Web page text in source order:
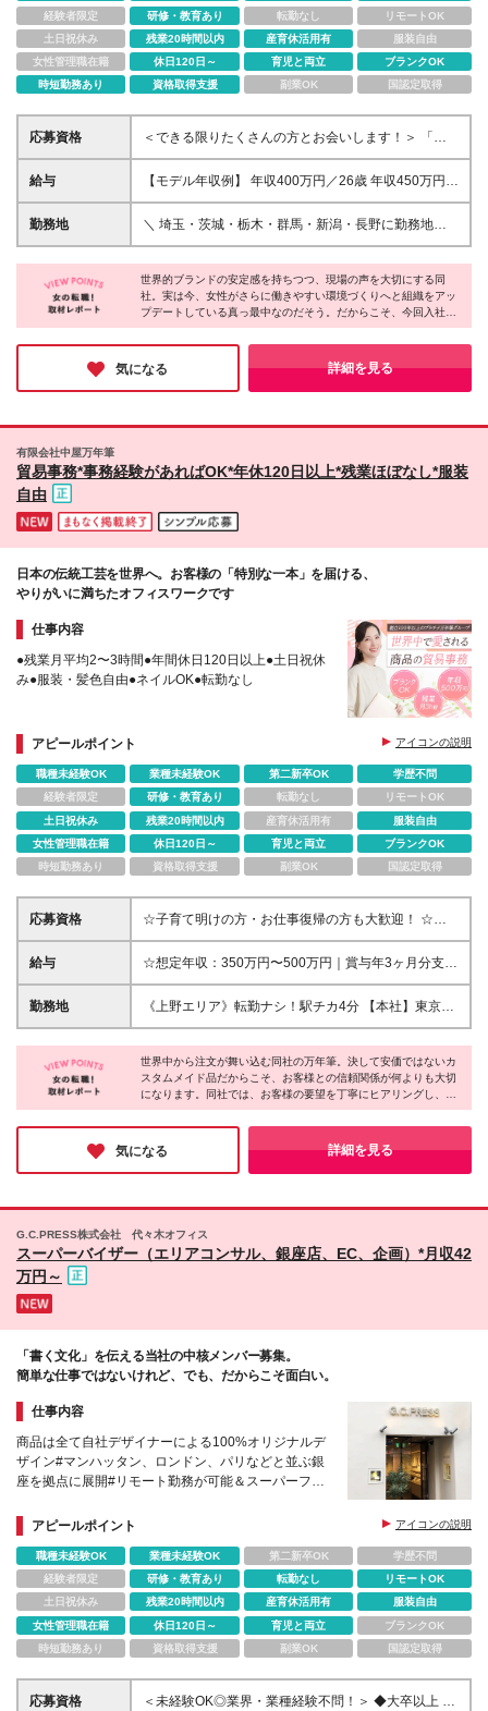
経験者限定
研修・教育あり 転勤なし
リモートOK
土日祝休み
残業20時間以内 産育休活用有
服装自由
女性管理職在籍
休日120日～ 育児と両立
ブランクOK
時短勤務あり
資格取得支援 副業OK 国認定取得
応募資格
＜できる限りたくさんの方とお会いします！＞ 「安
定した企業で働きたい」「営業デビューしたい」「コ
ミュニケーション力を活かしたい」 といった志望動
不問 ＼こんな方にピッタリです！／ ★接客や販売の
経験を活かして営業に挑戦したい方 ★ガツガツ売り
業で腰を据えて長く働きたい方
給与
【モデル年収例】 年収400万円／26歳 年収450万円／
30歳 ★頑張りは昇給・賞与でしっかり還元する安定
した給与体系です！ 月給20万円〜30万円＋各種手当
月あり（期間中の待遇に変動はありません） ＜月収
例＞ 月収27万円（20代／入社3年目／配偶者・子1
人） ┗ 月給22万円＋住宅手当＋時間外手当
勤務地
＼ 埼玉・茨城・栃木・群馬・新潟・長野に勤務地多
数！ ／ ※マイカー、バイク、自転車通勤OK！駐車場
完備の拠点がほとんどですので、通勤もラクラクです
♪ ご希望の勤務地を考慮して決定します。U・Iターン
も大歓迎です！ 【積極採用中のエリア】 ◆埼玉県（7
拠点）：川口市、狭山市、桶川市、熊谷市、越谷市、
幸手市、三芳町 ◆茨城県（4拠点）：水戸市、日立
市、つくば市、神栖市 ◆栃木県（4拠点）：那須塩原
の詳細な住所については、面接時や内定時に詳しくお
務地
世界的ブランドの安定感を持ちつつ、現場の声を大切にする同
社。実は今、女性がさらに働きやすい環境づくりへと組織をアッ
プデートしている真っ最中なのだそう。だからこそ、今回入社さ
れる方は、これまで以上に風通しが良い、最高のタイミングでス
タートを切れます！好待遇に甘んじず、社員ファーストで進化し
続ける柔軟な姿勢に、長く安心して働ける確かな魅力を感じまし
た！
気になる 詳細を見る
有限会社中屋万年筆
貿易事務*事務経験があればOK*年休120日以上*残業ほぼなし*服装
自由
日本の伝統工芸を世界へ。お客様の「特別な一本」を届ける、
やりがいに満ちたオフィスワークです
仕事内容
●残業月平均2〜3時間●年間休日120日以上●土日祝休
み●服装・髪色自由●ネイルOK●転勤なし
アピールポイント アイコンの説明
職種未経験OK 業種未経験OK 第二新卒OK
学歴不問
経験者限定
研修・教育あり 転勤なし
リモートOK
土日祝休み
残業20時間以内 産育休活用有
服装自由
女性管理職在籍
休日120日～ 育児と両立
ブランクOK
時短勤務あり
資格取得支援 副業OK 国認定取得
応募資格
☆子育て明けの方・お仕事復帰の方も大歓迎！ ☆貿
易実務の経験は不問！ ◆何らかの事務経験をお持ち
の方（年数・業界不問） ◆学歴不問 ※海外とのメー
ばOKです◎ 《このような方にオススメです》 ◇周囲
とコミュニケーションを取りながら業務を進められる
筆を客観的に扱える方 お客様の大切な商品を取り扱
うため、「万年筆が大好き」という方よりも、コミュ
ニケーションを大切に丁寧に働きたい方を歓迎しま
給与
☆想定年収：350万円〜500万円｜賞与年3ヶ月分支
給！ 月給24万円〜33万円＋賞与年2回 ※残業代は発
生した分を別途全額支給します ※経験・スキルを考慮
勤務地
《上野エリア》転勤ナシ！駅チカ4分 【本社】東京都
台東区東上野2丁目5-16 ※(変更の範囲)上記を除く当
社関連勤務地
世界中から注文が舞い込む同社の万年筆。決して安価ではないカ
スタムメイド品だからこそ、お客様との信頼関係が何よりも大切
になります。同社では、お客様の要望を丁寧にヒアリングし、職
人と相談しながら「特別な一本」を作り上げています。納品後に
お客様から喜びのメールが届くことも珍しくないそうです。世界
中のファンに最高の製品をお届けする、そんな大きなやりがいを
味わえる同社に、ぜひ応募してみてはいかがでしょうか。
気になる 詳細を見る
G.C.PRESS株式会社 代々木オフィス
スーパーバイザー（エリアコンサル、銀座店、EC、企画）*月収42
万円～
「書く文化」を伝える当社の中核メンバー募集。
簡単な仕事ではないけれど、でも、だからこそ面白い。
仕事内容
商品は全て自社デザイナーによる100%オリジナルデ
ザイン#マンハッタン、ロンドン、パリなどと並ぶ銀
座を拠点に展開#リモート勤務が可能＆スーパーフレ
アピールポイント
アイコンの説明
職種未経験OK 業種未経験OK 第二新卒OK
学歴不問
経験者限定
研修・教育あり 転勤なし
リモートOK
土日祝休み
残業20時間以内 産育休活用有
服装自由
女性管理職在籍
休日120日～ 育児と両立
ブランクOK
時短勤務あり
資格取得支援 副業OK 国認定取得
応募資格
＜未経験OK◎業界・業種経験不問！＞ ◆大卒以上 ◆